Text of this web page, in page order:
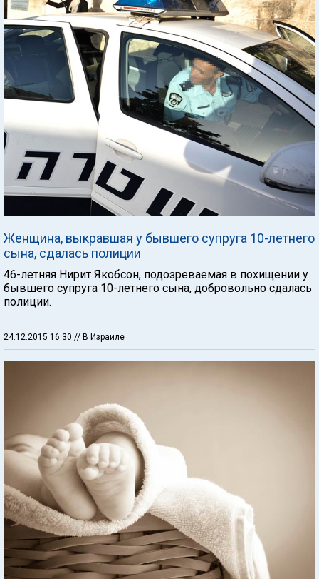
Женщина, выкравшая у бывшего супруга 10-летнего
сына, сдалась полиции
46-летняя Нирит Якобсон, подозреваемая в похищении у
бывшего супруга 10-летнего сына, добровольно сдалась
полиции.
24.12.2015 16:30 // В Израиле